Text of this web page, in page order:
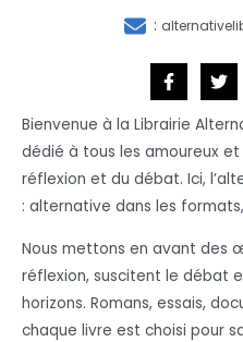
:
Bienvenue à la Librairie
dédié à tous les amoureux
réflexion et du débat. Ici,
: alternative dans les
Nous mettons en avant des
réflexion, suscitent le débat
horizons. Romans, essais,
chaque livre est choisi pour